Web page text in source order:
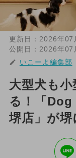
更新日： 2026年07
公開日： 2026年07
いこーよ編集部
大型犬も小
る！「Dog
堺店」が堺